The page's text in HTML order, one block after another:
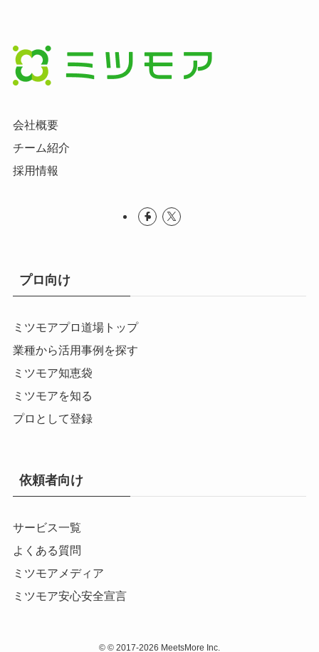
会社概要
チーム紹介
採用情報
プロ向け
ミツモアプロ道場トップ
業種から活用事例を探す
ミツモア知恵袋
ミツモアを知る
プロとして登録
依頼者向け
サービス一覧
よくある質問
ミツモアメディア
ミツモア安心安全宣言
© © 2017-2026 MeetsMore Inc.